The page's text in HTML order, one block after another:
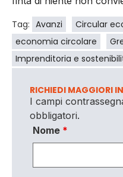
Tag: Avanzi Circular
economia circolare
Imprenditoria e
RICHIEDI MAGGIORI
I campi
obbligatori.
Nome *